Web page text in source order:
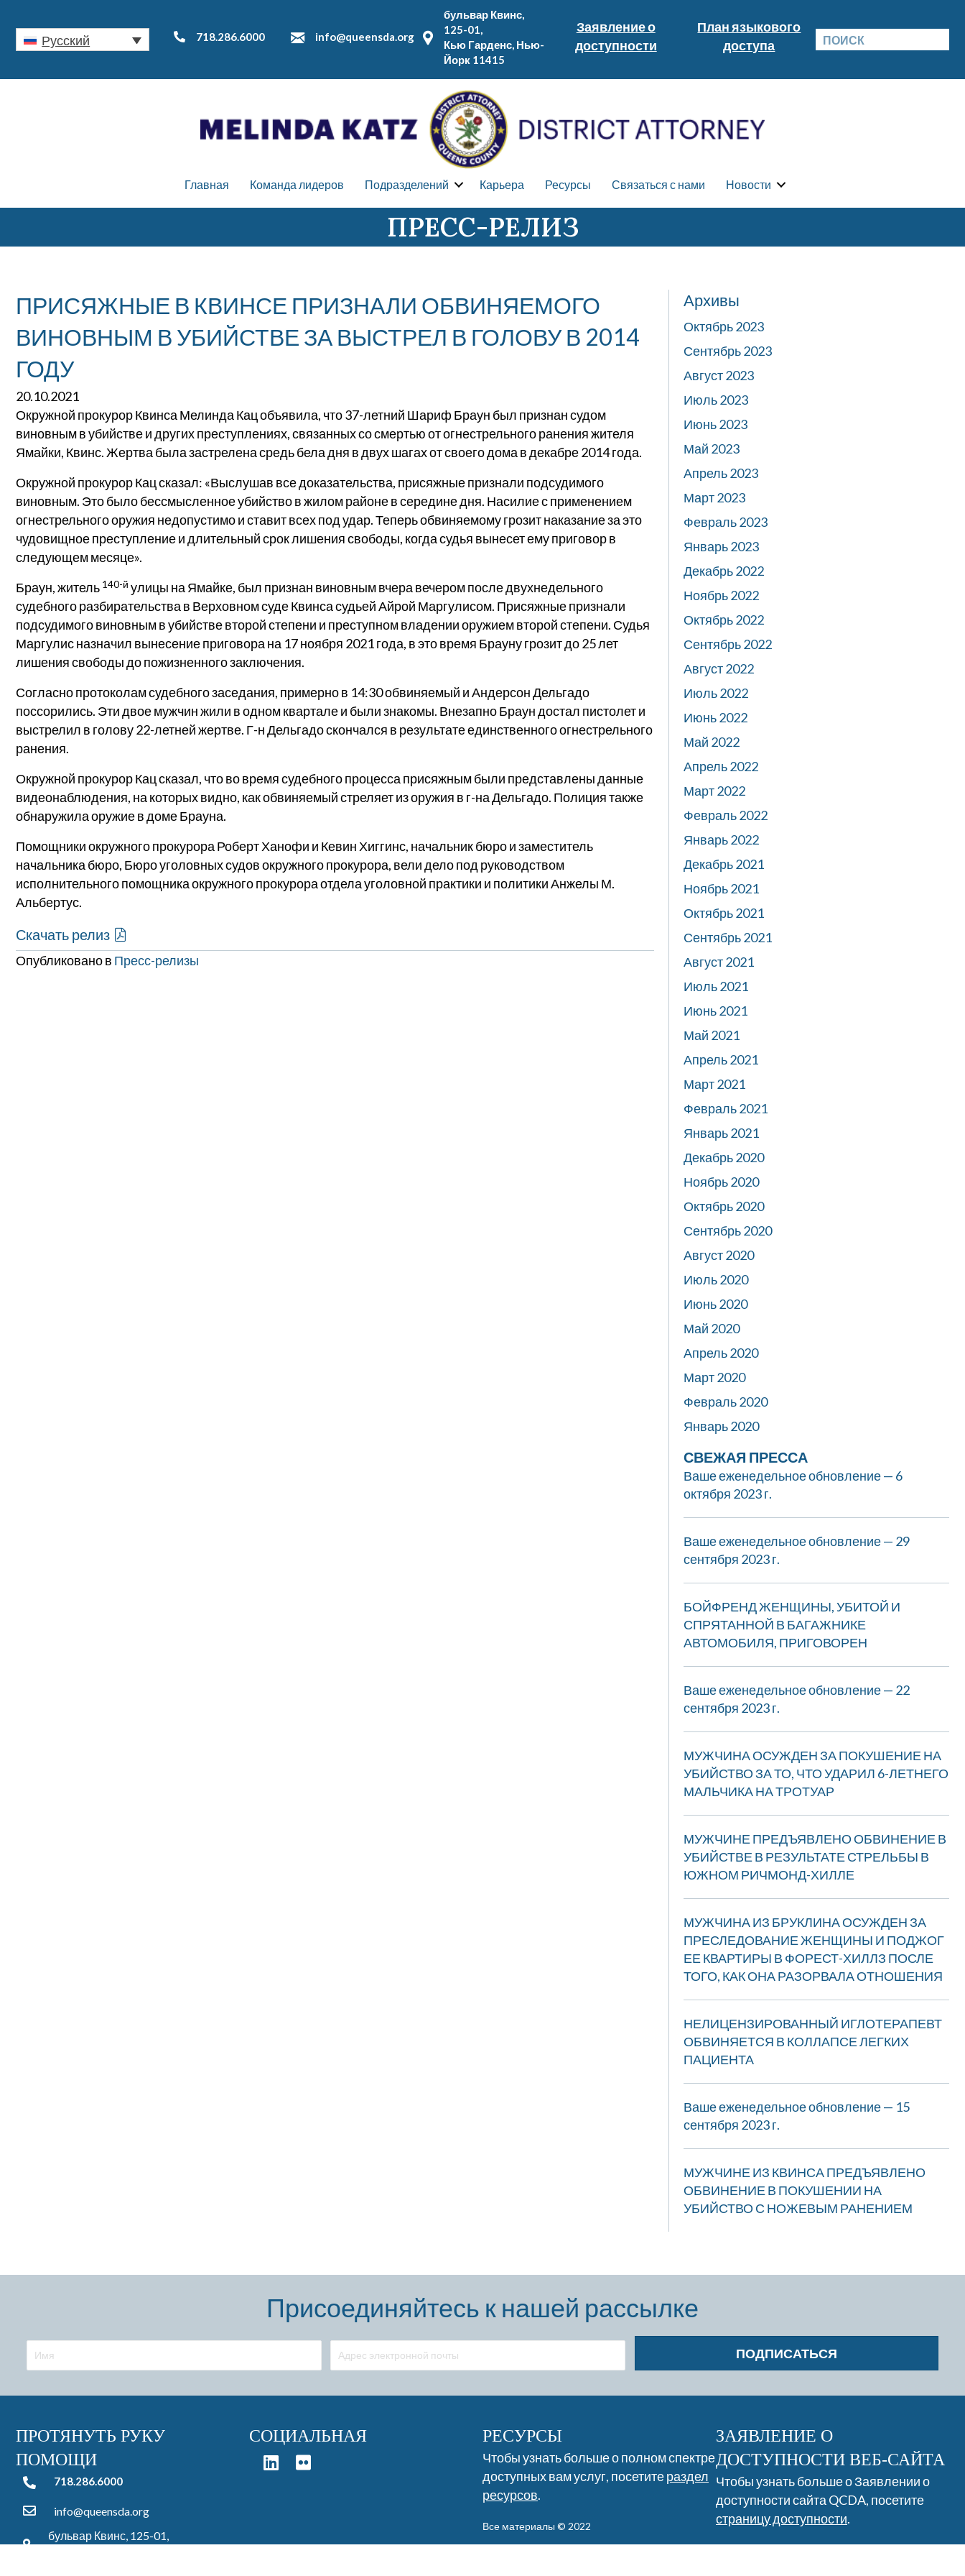
Русский 718.286.6000 info@queensda.org
бульвар Квинс,
125-01,
Кью Гарденс, Нью-
Йорк 11415
Заявление о
доступности
План языкового
доступа
Главная Команда лидеров Подразделений Карьера Ресурсы Связаться с нами Новости
ПРЕСС-РЕЛИЗ
ПРИСЯЖНЫЕ В КВИНСЕ ПРИЗНАЛИ ОБВИНЯЕМОГО
ВИНОВНЫМ В УБИЙСТВЕ ЗА ВЫСТРЕЛ В ГОЛОВУ В 2014
ГОДУ
20.10.2021
Окружной прокурор Квинса Мелинда Кац объявила, что 37-летний Шариф Браун был признан судом
виновным в убийстве и других преступлениях, связанных со смертью от огнестрельного ранения жителя
Ямайки, Квинс. Жертва была застрелена средь бела дня в двух шагах от своего дома в декабре 2014 года.
Окружной прокурор Кац сказал: «Выслушав все доказательства, присяжные признали подсудимого
виновным. Это было бессмысленное убийство в жилом районе в середине дня. Насилие с применением
огнестрельного оружия недопустимо и ставит всех под удар. Теперь обвиняемому грозит наказание за это
чудовищное преступление и длительный срок лишения свободы, когда судья вынесет ему приговор в
следующем месяце».
Браун, житель 140-й улицы на Ямайке, был признан виновным вчера вечером после двухнедельного
судебного разбирательства в Верховном суде Квинса судьей Айрой Маргулисом. Присяжные признали
подсудимого виновным в убийстве второй степени и преступном владении оружием второй степени. Судья
Маргулис назначил вынесение приговора на 17 ноября 2021 года, в это время Брауну грозит до 25 лет
лишения свободы до пожизненного заключения.
Согласно протоколам судебного заседания, примерно в 14:30 обвиняемый и Андерсон Дельгадо
поссорились. Эти двое мужчин жили в одном квартале и были знакомы. Внезапно Браун достал пистолет и
выстрелил в голову 22-летней жертве. Г-н Дельгадо скончался в результате единственного огнестрельного
ранения.
Окружной прокурор Кац сказал, что во время судебного процесса присяжным были представлены данные
видеонаблюдения, на которых видно, как обвиняемый стреляет из оружия в г-на Дельгадо. Полиция также
обнаружила оружие в доме Брауна.
Помощники окружного прокурора Роберт Ханофи и Кевин Хиггинс, начальник бюро и заместитель
начальника бюро, Бюро уголовных судов окружного прокурора, вели дело под руководством
исполнительного помощника окружного прокурора отдела уголовной практики и политики Анжелы М.
Альбертус.
Скачать релиз
Опубликовано в Пресс-релизы
Архивы
Октябрь 2023
Сентябрь 2023
Август 2023
Июль 2023
Июнь 2023
Май 2023
Апрель 2023
Март 2023
Февраль 2023
Январь 2023
Декабрь 2022
Ноябрь 2022
Октябрь 2022
Сентябрь 2022
Август 2022
Июль 2022
Июнь 2022
Май 2022
Апрель 2022
Март 2022
Февраль 2022
Январь 2022
Декабрь 2021
Ноябрь 2021
Октябрь 2021
Сентябрь 2021
Август 2021
Июль 2021
Июнь 2021
Май 2021
Апрель 2021
Март 2021
Февраль 2021
Январь 2021
Декабрь 2020
Ноябрь 2020
Октябрь 2020
Сентябрь 2020
Август 2020
Июль 2020
Июнь 2020
Май 2020
Апрель 2020
Март 2020
Февраль 2020
Январь 2020
СВЕЖАЯ ПРЕССА
Ваше еженедельное обновление — 6
октября 2023 г.
Ваше еженедельное обновление — 29
сентября 2023 г.
БОЙФРЕНД ЖЕНЩИНЫ, УБИТОЙ И
СПРЯТАННОЙ В БАГАЖНИКЕ
АВТОМОБИЛЯ, ПРИГОВОРЕН
Ваше еженедельное обновление — 22
сентября 2023 г.
МУЖЧИНА ОСУЖДЕН ЗА ПОКУШЕНИЕ НА
УБИЙСТВО ЗА ТО, ЧТО УДАРИЛ 6-ЛЕТНЕГО
МАЛЬЧИКА НА ТРОТУАР
МУЖЧИНЕ ПРЕДЪЯВЛЕНО ОБВИНЕНИЕ В
УБИЙСТВЕ В РЕЗУЛЬТАТЕ СТРЕЛЬБЫ В
ЮЖНОМ РИЧМОНД-ХИЛЛЕ
МУЖЧИНА ИЗ БРУКЛИНА ОСУЖДЕН ЗА
ПРЕСЛЕДОВАНИЕ ЖЕНЩИНЫ И ПОДЖОГ
ЕЕ КВАРТИРЫ В ФОРЕСТ-ХИЛЛЗ ПОСЛЕ
ТОГО, КАК ОНА РАЗОРВАЛА ОТНОШЕНИЯ
НЕЛИЦЕНЗИРОВАННЫЙ ИГЛОТЕРАПЕВТ
ОБВИНЯЕТСЯ В КОЛЛАПСЕ ЛЕГКИХ
ПАЦИЕНТА
Ваше еженедельное обновление — 15
сентября 2023 г.
МУЖЧИНЕ ИЗ КВИНСА ПРЕДЪЯВЛЕНО
ОБВИНЕНИЕ В ПОКУШЕНИИ НА
УБИЙСТВО С НОЖЕВЫМ РАНЕНИЕМ
Присоединяйтесь к нашей рассылке
ПОДПИСАТЬСЯ
ПРОТЯНУТЬ РУКУ
ПОМОЩИ
718.286.6000
718.286.6000
info@queensda.org
бульвар Квинс, 125-01,
СОЦИАЛЬНАЯ РЕСУРСЫ
Чтобы узнать больше о полном спектре
доступных вам услуг, посетитераздел
ресурсов.
Все материалы © 2022
ЗАЯВЛЕНИЕ О
ДОСТУПНОСТИ ВЕБ-САЙТА
Чтобы узнать больше о Заявлении о
доступности сайта QCDA, посетите
страницу доступности.